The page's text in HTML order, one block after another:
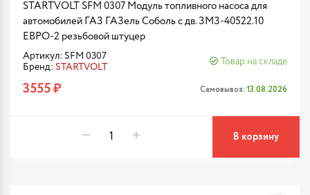
STARTVOLT SFM 0307 Модуль топливного насоса для
автомобилей ГАЗ ГАЗель Соболь с дв. ЗМЗ-40522.10
ЕВРО-2 резьбовой штуцер
Артикул: SFM 0307
Бренд: STARTVOLT
Товар на складе
3555 ₽ Самовывоз: 13.08.2026
В корзину